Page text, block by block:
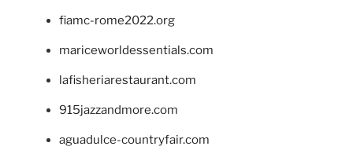
fiamc-rome2022.org
mariceworldessentials.com
lafisheriarestaurant.com
915jazzandmore.com
aguadulce-countryfair.com